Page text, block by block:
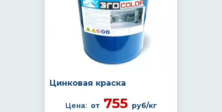
Цинковая краска
Цена: от755 руб/кг